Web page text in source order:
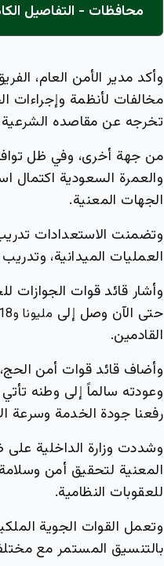
محافظات - التفاصيل
وأكد مدير الأمن العام،
مخالفات لأنظمة وإجراءات
تخرجه عن مقاصده
من جهة أخرى، وفي ظل
والعمرة السعودية اكتمال
الجهات المعنية.
وتضمنت الاستعدادات
العمليات الميدانية، وتدريب
وأشار قائد قوات الجوازات
حتى الآن وصل إلى مليونا و518 ألفا و153 حاجا
القادمين.
وأضاف قائد قوات أمن الحج،
وعودته سالماً إلى وطنه
رفعنا جودة الخدمة وسرعة
وشددت وزارة الداخلية على
المعنية لتحقيق أمن
للعقوبات النظامية.
وتعمل القوات الجوية
بالتنسيق المستمر مع